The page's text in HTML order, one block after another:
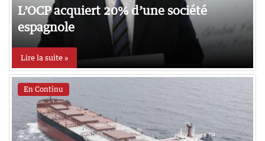
L’OCP acquiert 20% d’une société
espagnole
Lire la suite »
En Continu